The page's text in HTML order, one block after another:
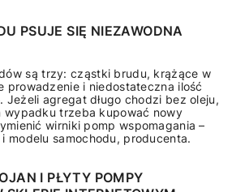
PSUJE SIĘ NIEZAWODNA
są trzy: cząstki brudu, krążące w
prowadzenie i niedostateczna ilość
Jeżeli agregat długo chodzi bez oleju,
wypadku trzeba kupować nowy
wirniki pomp wspomagania –
modelu samochodu, producenta.
I PŁYTY POMPY